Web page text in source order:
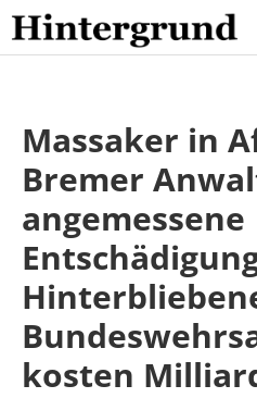
Skip
to
content
Massaker in
Bremer
angemessene
kosten